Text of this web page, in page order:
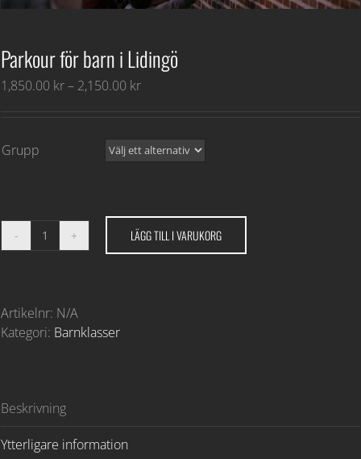
Parkour för barn i Lidingö
1,850.00 kr– 2,150.00 krPrisintervall:
2,150.00 kr
Grupp
Parkour
Lidingö
mängd
LÄGG TILL I VARUKORG
Artikelnr: N/A
Kategori: Barnklasser
Beskrivning
Ytterligare information